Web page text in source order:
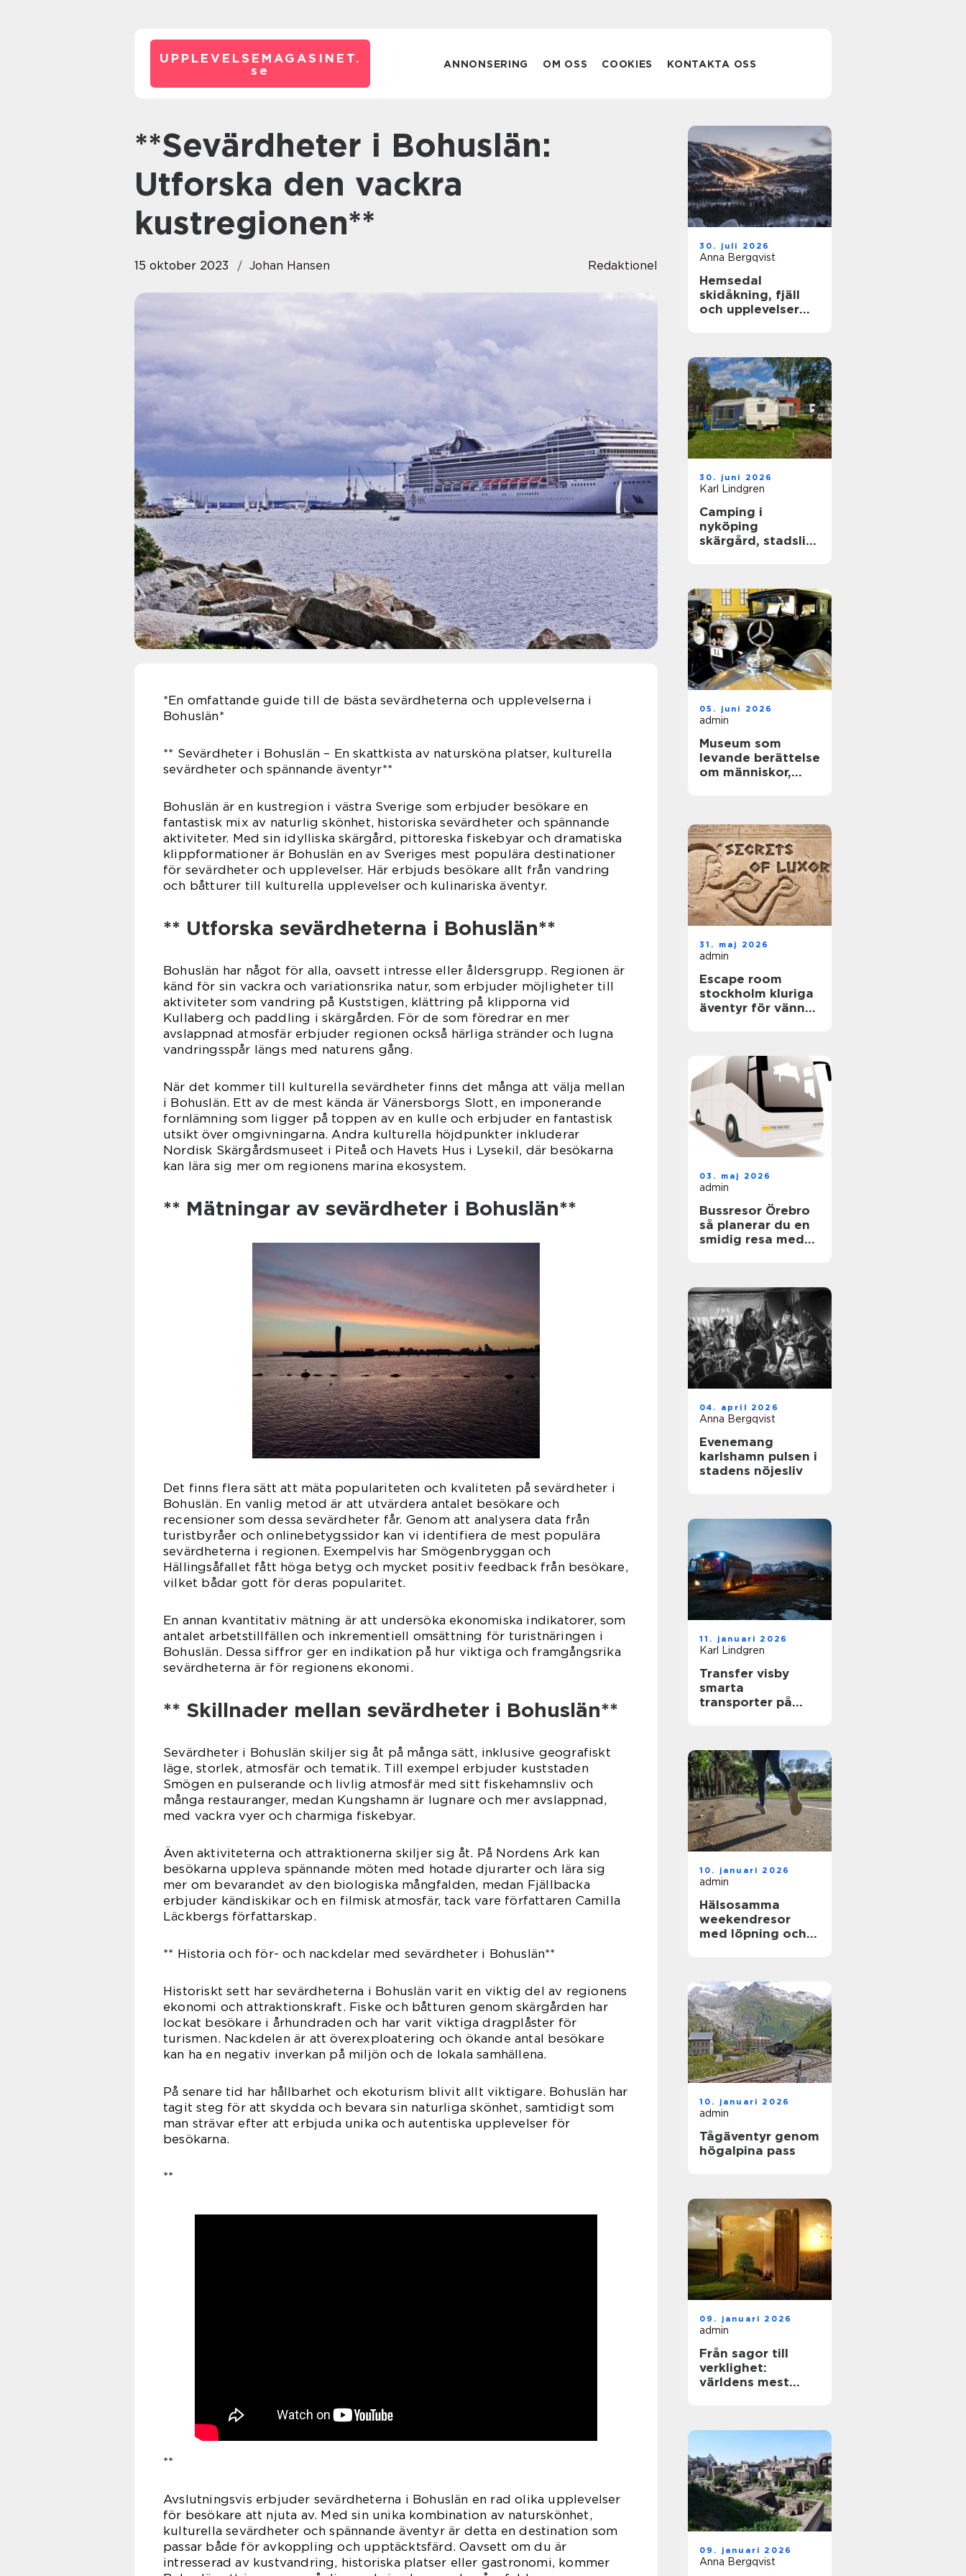
UPPLEVELSEMAGASINET.
se
ANNONSERING OM OSS COOKIES KONTAKTA OSS
**Sevärdheter i Bohuslän:
Utforska den vackra
kustregionen**
15 oktober 2023 Johan Hansen Redaktionel
*En omfattande guide till de bästa sevärdheterna och upplevelserna i
Bohuslän*
** Sevärdheter i Bohuslän – En skattkista av natursköna platser, kulturella
sevärdheter och spännande äventyr**
Bohuslän är en kustregion i västra Sverige som erbjuder besökare en
fantastisk mix av naturlig skönhet, historiska sevärdheter och spännande
aktiviteter. Med sin idylliska skärgård, pittoreska fiskebyar och dramatiska
klippformationer är Bohuslän en av Sveriges mest populära destinationer
för sevärdheter och upplevelser. Här erbjuds besökare allt från vandring
och båtturer till kulturella upplevelser och kulinariska äventyr.
** Utforska sevärdheterna i Bohuslän**
Bohuslän har något för alla, oavsett intresse eller åldersgrupp. Regionen är
känd för sin vackra och variationsrika natur, som erbjuder möjligheter till
aktiviteter som vandring på Kuststigen, klättring på klipporna vid
Kullaberg och paddling i skärgården. För de som föredrar en mer
avslappnad atmosfär erbjuder regionen också härliga stränder och lugna
vandringsspår längs med naturens gång.
När det kommer till kulturella sevärdheter finns det många att välja mellan
i Bohuslän. Ett av de mest kända är Vänersborgs Slott, en imponerande
fornlämning som ligger på toppen av en kulle och erbjuder en fantastisk
utsikt över omgivningarna. Andra kulturella höjdpunkter inkluderar
Nordisk Skärgårdsmuseet i Piteå och Havets Hus i Lysekil, där besökarna
kan lära sig mer om regionens marina ekosystem.
** Mätningar av sevärdheter i Bohuslän**
Det finns flera sätt att mäta populariteten och kvaliteten på sevärdheter i
Bohuslän. En vanlig metod är att utvärdera antalet besökare och
recensioner som dessa sevärdheter får. Genom att analysera data från
turistbyråer och onlinebetygssidor kan vi identifiera de mest populära
sevärdheterna i regionen. Exempelvis har Smögenbryggan och
Hällingsåfallet fått höga betyg och mycket positiv feedback från besökare,
vilket bådar gott för deras popularitet.
En annan kvantitativ mätning är att undersöka ekonomiska indikatorer, som
antalet arbetstillfällen och inkrementiell omsättning för turistnäringen i
Bohuslän. Dessa siffror ger en indikation på hur viktiga och framgångsrika
sevärdheterna är för regionens ekonomi.
** Skillnader mellan sevärdheter i Bohuslän**
Sevärdheter i Bohuslän skiljer sig åt på många sätt, inklusive geografiskt
läge, storlek, atmosfär och tematik. Till exempel erbjuder kuststaden
Smögen en pulserande och livlig atmosfär med sitt fiskehamnsliv och
många restauranger, medan Kungshamn är lugnare och mer avslappnad,
med vackra vyer och charmiga fiskebyar.
Även aktiviteterna och attraktionerna skiljer sig åt. På Nordens Ark kan
besökarna uppleva spännande möten med hotade djurarter och lära sig
mer om bevarandet av den biologiska mångfalden, medan Fjällbacka
erbjuder kändiskikar och en filmisk atmosfär, tack vare författaren Camilla
Läckbergs författarskap.
** Historia och för- och nackdelar med sevärdheter i Bohuslän**
Historiskt sett har sevärdheterna i Bohuslän varit en viktig del av regionens
ekonomi och attraktionskraft. Fiske och båtturen genom skärgården har
lockat besökare i århundraden och har varit viktiga dragplåster för
turismen. Nackdelen är att överexploatering och ökande antal besökare
kan ha en negativ inverkan på miljön och de lokala samhällena.
På senare tid har hållbarhet och ekoturism blivit allt viktigare. Bohuslän har
tagit steg för att skydda och bevara sin naturliga skönhet, samtidigt som
man strävar efter att erbjuda unika och autentiska upplevelser för
besökarna.
**
**
Avslutningsvis erbjuder sevärdheterna i Bohuslän en rad olika upplevelser
för besökare att njuta av. Med sin unika kombination av naturskönhet,
kulturella sevärdheter och spännande äventyr är detta en destination som
passar både för avkoppling och upptäcktsfärd. Oavsett om du är
intresserad av kustvandring, historiska platser eller gastronomi, kommer
30. juli 2026
Anna Bergqvist
Hemsedal
skidåkning, fjäll
och upplevelser
30. juni 2026
Karl Lindgren
Camping i
nyköping
skärgård, stadsliv
05. juni 2026
admin
Museum som
levande berättelse
om människor,
31. maj 2026
admin
Escape room
stockholm kluriga
äventyr för vänner,
03. maj 2026
admin
Bussresor Örebro
så planerar du en
smidig resa med
04. april 2026
Anna Bergqvist
Evenemang
karlshamn pulsen i
stadens nöjesliv
11. januari 2026
Karl Lindgren
Transfer visby
smarta
transporter på
10. januari 2026
admin
Hälsosamma
weekendresor
med löpning och
10. januari 2026
admin
Tågäventyr genom
högalpina pass
09. januari 2026
admin
Från sagor till
verklighet:
världens mest
09. januari 2026
Anna Bergqvist